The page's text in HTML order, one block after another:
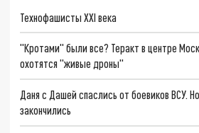
Технофашисты XXI века
"Кротами" были все? Теракт в центре
охотятся "живые дроны"
Даня с Дашей спаслись от боевиков ВСУ.
закончились